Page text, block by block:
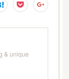
& unique